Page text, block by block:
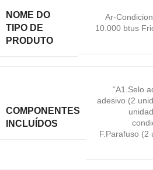
NOME DO
TIPO DE
PRODUTO
Ar-
10.000 btus
COMPONENTES
INCLUÍDOS
“A1.Selo
adesivo (2
F.Parafuso (2